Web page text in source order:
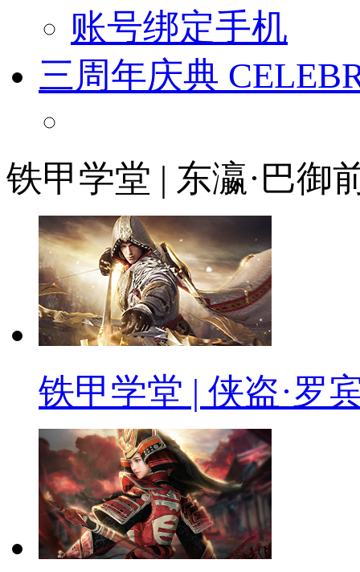
账号绑定手机
三周年庆典
铁甲学堂 | 东瀛·巴御
铁甲学堂 | 侠盗·罗